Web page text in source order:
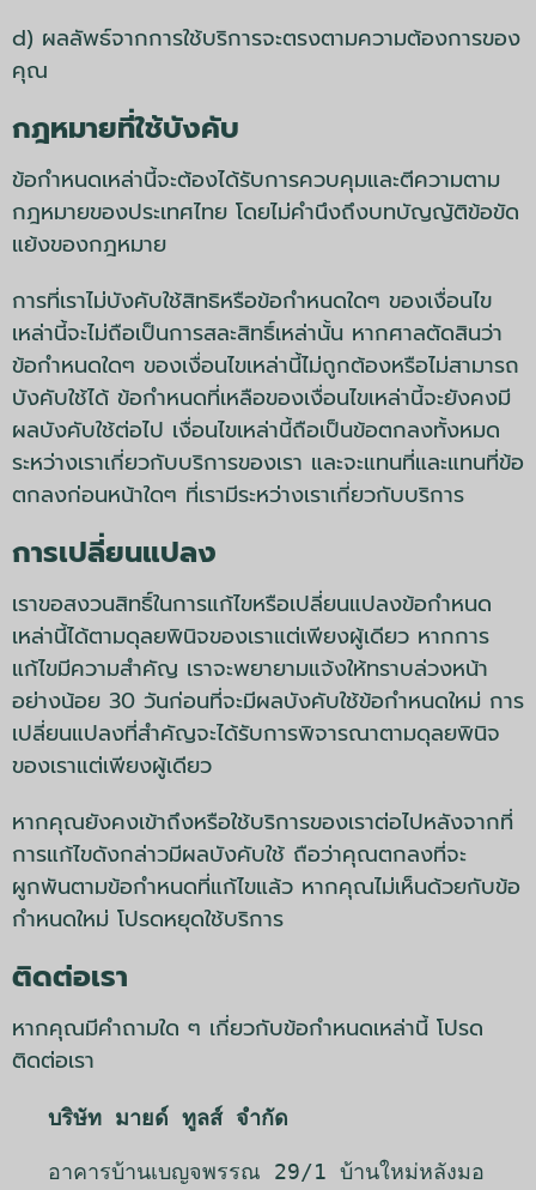
d) ผลลัพธ์จากการใช้บริการจะตรงตามความต้องการของ
คุณ
กฎหมายที่ใช้บังคับ
ข้อกำหนดเหล่านี้จะต้องได้รับการควบคุมและตีความตาม
กฎหมายของประเทศไทย โดยไม่คำนึงถึงบทบัญญัติข้อขัด
แย้งของกฎหมาย
การที่เราไม่บังคับใช้สิทธิหรือข้อกำหนดใดๆ ของเงื่อนไข
เหล่านี้จะไม่ถือเป็นการสละสิทธิ์เหล่านั้น หากศาลตัดสินว่า
ข้อกำหนดใดๆ ของเงื่อนไขเหล่านี้ไม่ถูกต้องหรือไม่สามารถ
บังคับใช้ได้ ข้อกำหนดที่เหลือของเงื่อนไขเหล่านี้จะยังคงมี
ผลบังคับใช้ต่อไป เงื่อนไขเหล่านี้ถือเป็นข้อตกลงทั้งหมด
ระหว่างเราเกี่ยวกับบริการของเรา และจะแทนที่และแทนที่ข้อ
ตกลงก่อนหน้าใดๆ ที่เรามีระหว่างเราเกี่ยวกับบริการ
การเปลี่ยนแปลง
เราขอสงวนสิทธิ์ในการแก้ไขหรือเปลี่ยนแปลงข้อกำหนด
เหล่านี้ได้ตามดุลยพินิจของเราแต่เพียงผู้เดียว หากการ
แก้ไขมีความสำคัญ เราจะพยายามแจ้งให้ทราบล่วงหน้า
อย่างน้อย 30 วันก่อนที่จะมีผลบังคับใช้ข้อกำหนดใหม่ การ
เปลี่ยนแปลงที่สำคัญจะได้รับการพิจารณาตามดุลยพินิจ
ของเราแต่เพียงผู้เดียว
หากคุณยังคงเข้าถึงหรือใช้บริการของเราต่อไปหลังจากที่
การแก้ไขดังกล่าวมีผลบังคับใช้ ถือว่าคุณตกลงที่จะ
ผูกพันตามข้อกำหนดที่แก้ไขแล้ว หากคุณไม่เห็นด้วยกับข้อ
กำหนดใหม่ โปรดหยุดใช้บริการ
ติดต่อเรา
หากคุณมีคำถามใด ๆ เกี่ยวกับข้อกำหนดเหล่านี้ โปรด
ติดต่อเรา
บริษัท มายด์ ทูลส์ จำกัด
อาคารบ้านเบญจพรรณ 29/1 บ้านใหม่หลังมอ